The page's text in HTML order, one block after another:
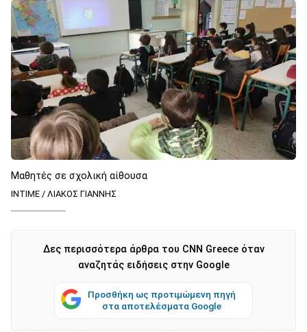
Μαθητές σε σχολική αίθουσα
ΙΝΤΙΜΕ / ΛΙΑΚΟΣ ΓΙΑΝΝΗΣ
Δες περισσότερα άρθρα του CNN Greece όταν
αναζητάς ειδήσεις στην Google
Προσθήκη ως προτιμώμενη πηγή
στα αποτελέσματα Google